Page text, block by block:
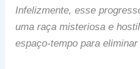
Infelizmente, esse
uma raça misteriosa e
espaço-tempo para eliminar